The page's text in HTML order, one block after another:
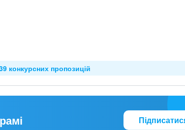
конкурсних пропозицій